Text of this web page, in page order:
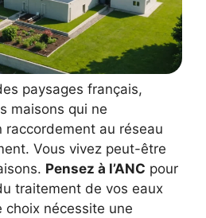
paysages français,
maisons qui ne
raccordement au réseau
Vous vivez peut-être
Pensez à l’ANC pour
traitement de vos eaux
choix nécessite une